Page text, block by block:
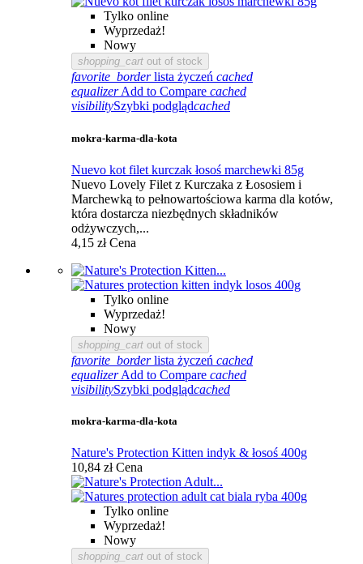
Tylko online
Wyprzedaż!
Nowy
shopping_cart out of stock
favorite_border lista życzeń cached
equalizer Add to Compare cached
visibilitySzybki podglądcached
mokra-karma-dla-kota
Nuevo kot filet kurczak łosoś marchewki 85g
Nuevo Lovely Filet z Kurczaka z Łososiem i
Marchewką to pełnowartościowa karma dla kotów,
która dostarcza niezbędnych składników
odżywczych,...
4,15 zł Cena
Tylko online
Wyprzedaż!
Nowy
shopping_cart out of stock
favorite_border lista życzeń cached
equalizer Add to Compare cached
visibilitySzybki podglądcached
mokra-karma-dla-kota
Nature's Protection Kitten indyk & łosoś 400g
10,84 zł Cena
Tylko online
Wyprzedaż!
Nowy
shopping_cart out of stock